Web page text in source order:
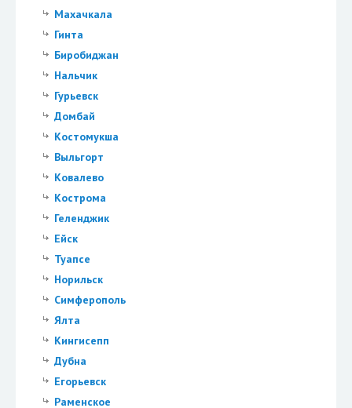
Махачкала
Гинта
Биробиджан
Нальчик
Гурьевск
Домбай
Костомукша
Выльгорт
Ковалево
Кострома
Геленджик
Ейск
Туапсе
Норильск
Симферополь
Ялта
Кингисепп
Дубна
Егорьевск
Раменское